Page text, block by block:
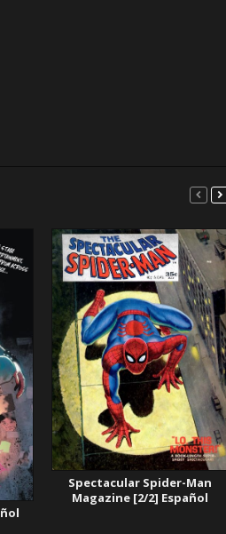
Spectacular Spider-Man
Magazine [2/2] Español